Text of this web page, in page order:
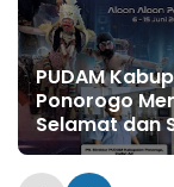
PUDAM
Ponorogo
Selamat dan
Grebeg Suro
Reyog Remaja